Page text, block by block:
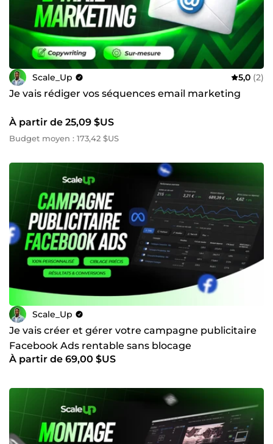
Scale_Up 5,0 (2)
Je vais rédiger vos séquences email marketing
À partir de 25,09 $US
Budget moyen : 173,42 $US
Scale_Up
Je vais créer et gérer votre campagne publicitaire
Facebook Ads rentable sans blocage
À partir de 69,00 $US